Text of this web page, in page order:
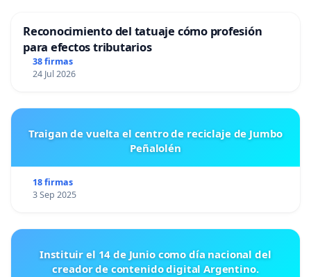
Reconocimiento del tatuaje cómo profesión
para efectos tributarios
38 firmas
24 Jul 2026
Traigan de vuelta el centro de reciclaje de Jumbo
Peñalolén
18 firmas
3 Sep 2025
Instituir el 14 de Junio como día nacional del
creador de contenido digital Argentino.